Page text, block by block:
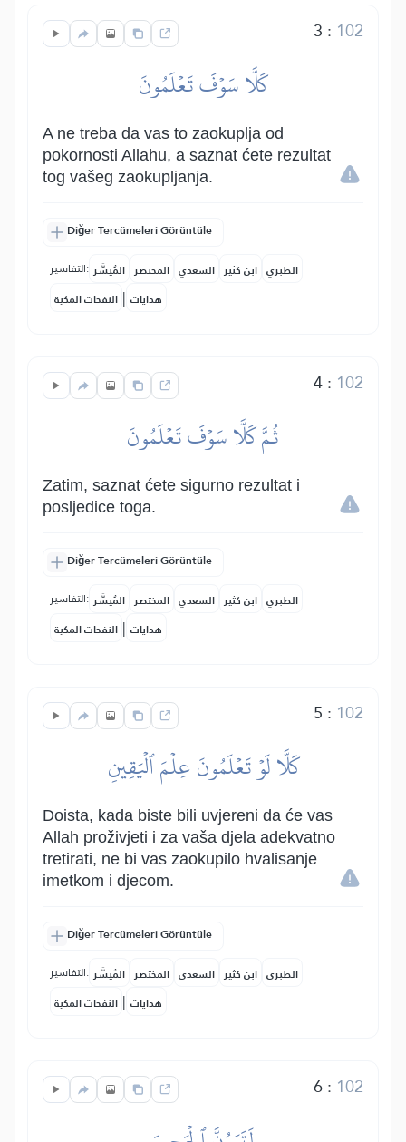
3 : 102
كَلَّا سَوۡفَ تَعۡلَمُونَ
A ne treba da vas to zaokuplja od
pokornosti Allahu, a saznat ćete rezultat
tog vašeg zaokupljanja.
Diğer Tercümeleri Görüntüle
التفاسير: المُيسَّر المختصر السعدي ابن كثير الطبري
النفحات المكية | هدايات
4: 102
ثُمَّ كَلَّا سَوۡفَ تَعۡلَمُونَ
Zatim, saznat ćete sigurno rezultat i
posljedice toga.
Diğer Tercümeleri Görüntüle
التفاسير: المُيسَّر المختصر السعدي ابن كثير الطبري
النفحات المكية | هدايات
5 : 102
كَلَّا لَوۡ تَعۡلَمُونَ عِلۡمَ ٱلۡيَقِينِ
Doista, kada biste bili uvjereni da će vas
Allah proživjeti i za vaša djela adekvatno
tretirati, ne bi vas zaokupilo hvalisanje
imetkom i djecom.
Diğer Tercümeleri Görüntüle
التفاسير: المُيسَّر المختصر السعدي ابن كثير الطبري
النفحات المكية | هدايات
6: 102